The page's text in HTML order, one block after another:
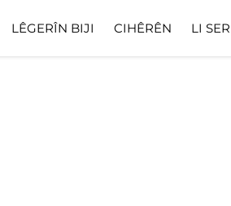
LÊGERÎN BIJI CIHÊRÊN LI